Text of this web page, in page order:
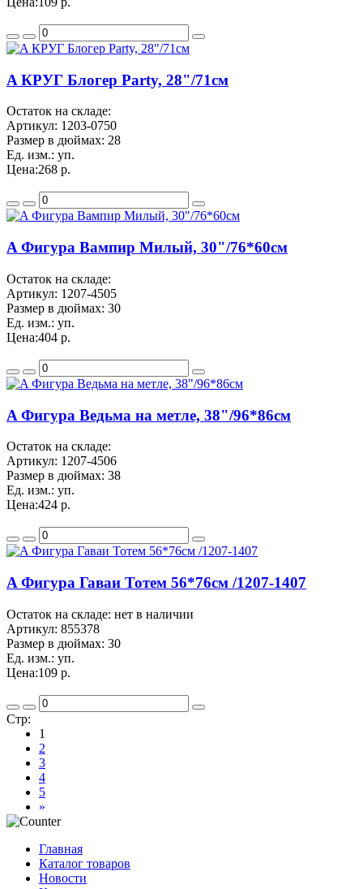
A КРУГ Блогер Party, 28"/71см
Остаток на складе:
Артикул: 1203-0750
Размер в дюймах: 28
Ед. изм.: уп.
Цена:268 р.
A Фигура Вампир Милый, 30"/76*60см
Остаток на складе:
Артикул: 1207-4505
Размер в дюймах: 30
Ед. изм.: уп.
Цена:404 р.
A Фигура Ведьма на метле, 38"/96*86см
Остаток на складе:
Артикул: 1207-4506
Размер в дюймах: 38
Ед. изм.: уп.
Цена:424 р.
A Фигура Гаваи Тотем 56*76см /1207-1407
Остаток на складе: нет в наличии
Артикул: 855378
Размер в дюймах: 30
Ед. изм.: уп.
Цена:109 р.
Стр:
1
2
3
4
5
»
Главная
Каталог товаров
Новости